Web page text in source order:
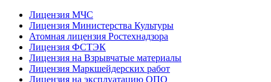
Лицензия МЧС
Лицензия Министерства Культуры
Атомная лицензия Ростехнадзора
Лицензия ФСТЭК
Лицензия на Взрывчатые материалы
Лицензия Маркшейдерских работ
Лицензия на эксплуатацию ОПО